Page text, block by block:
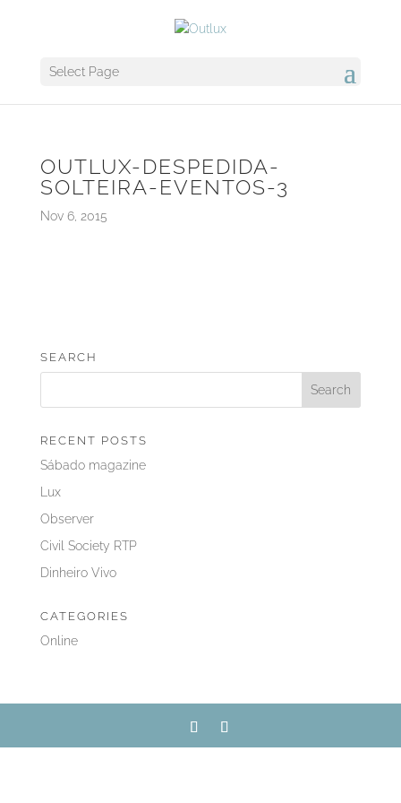
Select Page
OUTLUX-DESPEDIDA-
SOLTEIRA-EVENTOS-3
Nov 6, 2015
SEARCH
RECENT POSTS
Sábado magazine
Lux
Observer
Civil Society RTP
Dinheiro Vivo
CATEGORIES
Online